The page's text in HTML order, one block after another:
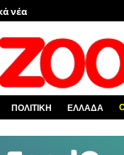
νέα
κόσμο
Χαλκίδα και όλη την
από την Ελλάδα
EviaZoom.gr
ΠΟΛΙΤΙΚΗ ΕΛΛΑΔΑ